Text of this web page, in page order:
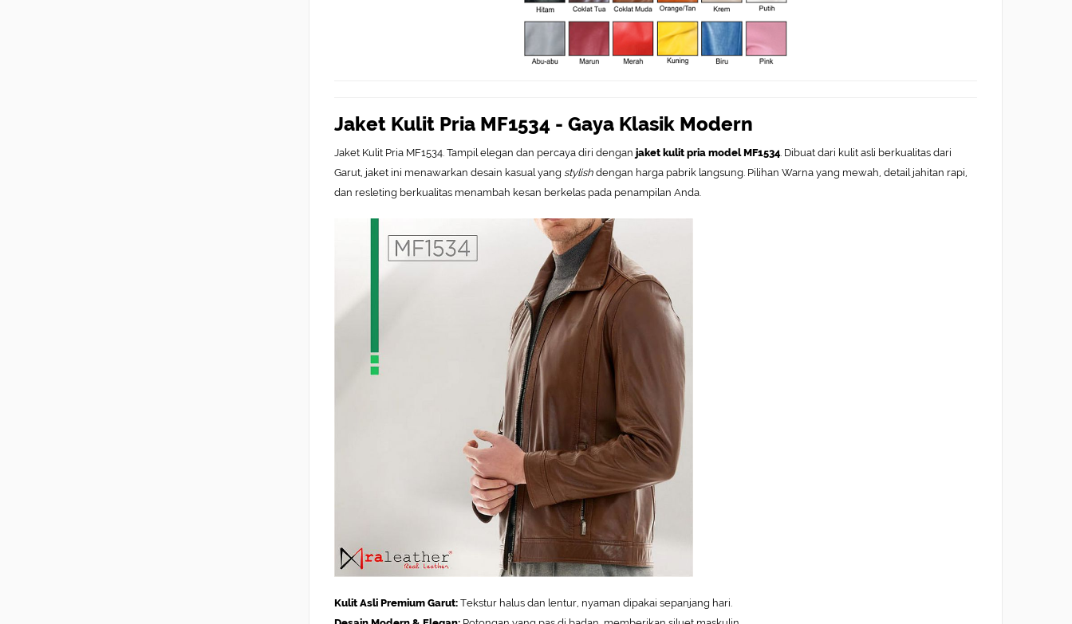
Jaket Kulit Pria MF1534 - Gaya Klasik Modern
Jaket Kulit Pria MF1534. Tampil elegan dan percaya diri dengan jaket kulit pria model MF1534 . Dibuat dari kulit asli berkualitas dari
Garut, jaket ini menawarkan desain kasual yang stylish dengan harga pabrik langsung. Pilihan Warna yang mewah, detail jahitan rapi,
dan resleting berkualitas menambah kesan berkelas pada penampilan Anda.
Kulit Asli Premium Garut: Tekstur halus dan lentur, nyaman dipakai sepanjang hari.